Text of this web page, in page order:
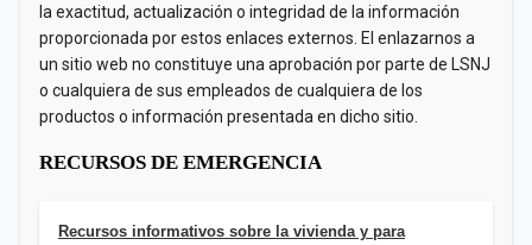
la exactitud, actualización o integridad de la información
proporcionada por estos enlaces externos. El enlazarnos a
un sitio web no constituye una aprobación por parte de LSNJ
o cualquiera de sus empleados de cualquiera de los
productos o información presentada en dicho sitio.​​​​​
RECURSOS DE EMERGENCIA
Recursos informativos sobre la vivienda y para